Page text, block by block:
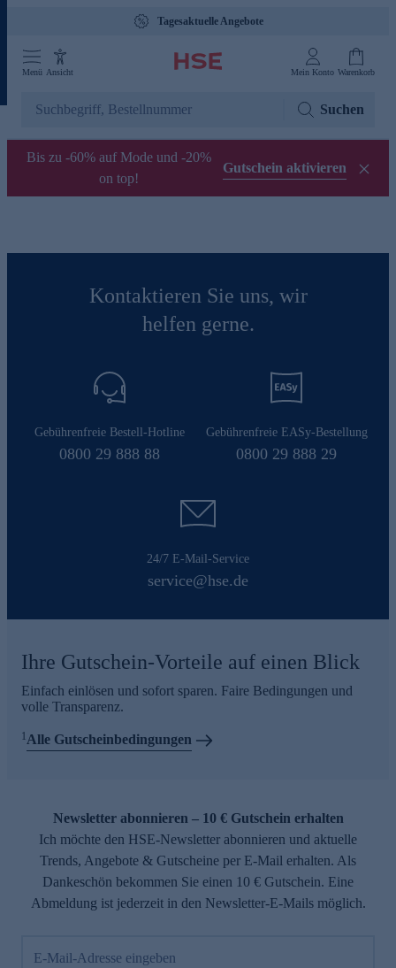
Tagesaktuelle Angebote
Menü Ansicht Mein Konto Warenkorb
Suchen
Bis zu -60% auf Mode und -20%
on top!
Gutschein aktivieren
Kontaktieren Sie uns, wir
helfen gerne.
Gebührenfreie Bestell-Hotline
0800 29 888 88
Gebührenfreie EASy-Bestellung
0800 29 888 29
24/7 E-Mail-Service
service@hse.de
Ihre Gutschein-Vorteile auf einen Blick
Einfach einlösen und sofort sparen. Faire Bedingungen und
volle Transparenz.
1Alle Gutscheinbedingungen
Newsletter abonnieren – 10 € Gutschein erhalten
Ich möchte den HSE-Newsletter abonnieren und aktuelle
Trends, Angebote & Gutscheine per E-Mail erhalten. Als
Dankeschön bekommen Sie einen 10 € Gutschein. Eine
Abmeldung ist jederzeit in den Newsletter-E-Mails möglich.
E-Mail-Adresse eingeben